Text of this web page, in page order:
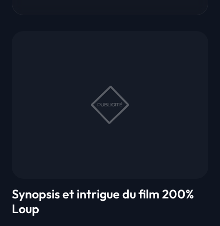
Synopsis et intrigue du film 200%
Loup